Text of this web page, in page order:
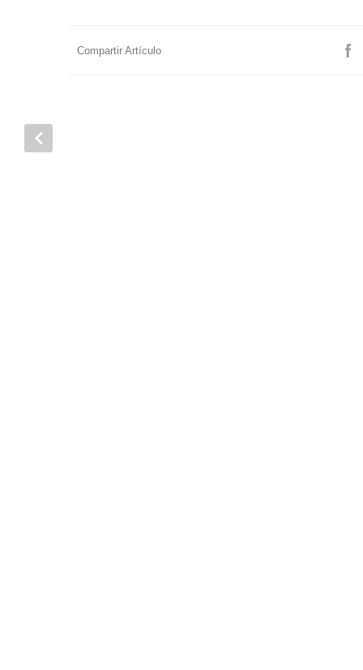
Compartir Artículo